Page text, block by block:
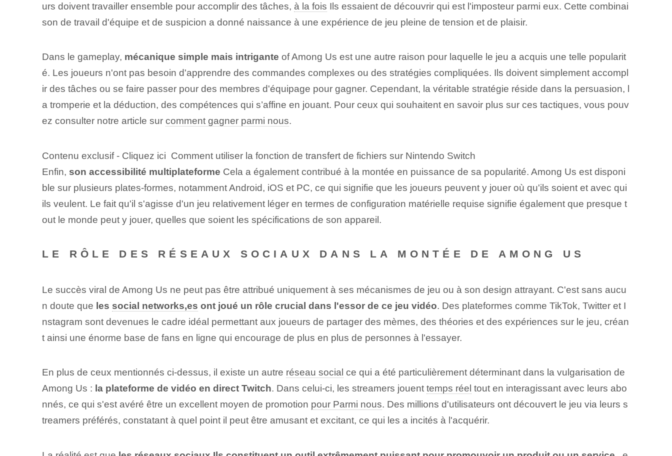
urs doivent travailler ensemble pour accomplir des tâches, à la fois Ils essaient de découvrir qui est l'imposteur parmi eux. Cette combinai
son de travail d'équipe et de suspicion a donné naissance à une expérience de jeu pleine de tension et de plaisir.
Dans le gameplay, mécanique simple mais intrigante of Among Us est une autre raison pour laquelle le jeu a acquis une telle popularit
é. Les joueurs n'ont pas besoin d'apprendre des commandes complexes ou des stratégies compliquées. Ils doivent simplement accompl
ir des tâches ou se faire passer pour des membres d'équipage pour gagner. Cependant, la véritable stratégie réside dans la persuasion, l
a tromperie et la déduction, des compétences qui s’affine en jouant. Pour ceux qui souhaitent en savoir plus sur ces tactiques, vous pouv
ez consulter notre article sur comment gagner parmi nous.
Contenu exclusif - Cliquez ici Comment utiliser la fonction de transfert de fichiers sur Nintendo Switch
Enfin, son accessibilité multiplateforme Cela a également contribué à la montée en puissance de sa popularité. Among Us est disponi
ble sur plusieurs plates-formes, notamment Android, iOS et PC, ce qui signifie que les joueurs peuvent y jouer où qu'ils soient et avec qui
ils veulent. Le fait qu'il s'agisse d'un jeu relativement léger en termes de configuration matérielle requise signifie également que presque t
out le monde peut y jouer, quelles que soient les spécifications de son appareil.
LE RÔLE DES RÉSEAUX SOCIAUX DANS LA MONTÉE DE AMONG US
Le succès viral de Among Us ne peut pas être attribué uniquement à ses mécanismes de jeu ou à son design attrayant. C'est sans aucu
n doute que les social networks,es ont joué un rôle crucial dans l'essor de ce jeu vidéo. Des plateformes comme TikTok, Twitter et I
nstagram sont devenues le cadre idéal permettant aux joueurs de partager des mèmes, des théories et des expériences sur le jeu, créan
t ainsi une énorme base de fans en ligne qui encourage de plus en plus de personnes à l'essayer.
En plus de ceux mentionnés ci-dessus, il existe un autre réseau social ce qui a été particulièrement déterminant dans la vulgarisation de
Among Us : la plateforme de vidéo en direct Twitch. Dans celui-ci, les streamers jouent temps réel tout en interagissant avec leurs abo
nnés, ce qui s'est avéré être un excellent moyen de promotion pour Parmi nous. Des millions d'utilisateurs ont découvert le jeu via leurs s
treamers préférés, constatant à quel point il peut être amusant et excitant, ce qui les a incités à l'acquérir.